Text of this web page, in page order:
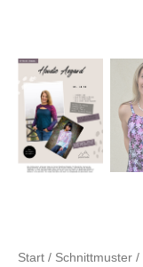
Start / Schnittmuster /